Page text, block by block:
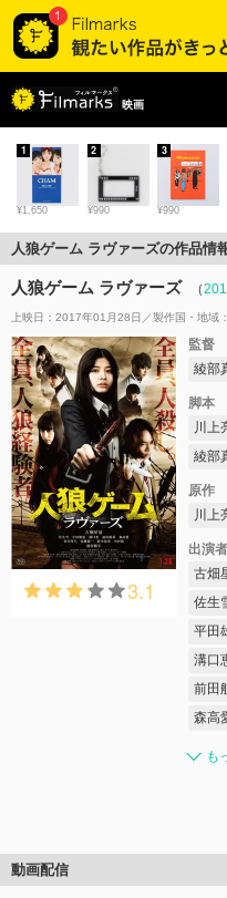
映画
¥1,650
1
¥990
2
¥990
3
人狼ゲーム ラヴァーズの作品情
人狼ゲーム ラヴァーズ （
上映日：2017年01月28日 製作国・地域：
3.1
監督
綾部
脚本
川上
綾部
原作
川上
出演者
古畑
佐生
平田
溝口
前田
森高
も
動画配信